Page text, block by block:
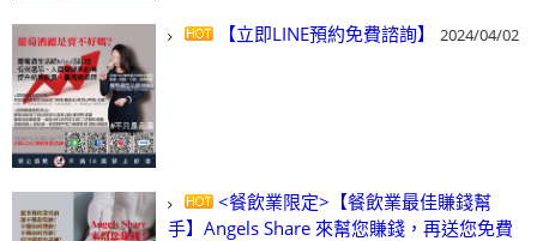
【立即LINE預約免費諮詢】 2024/04/02
<餐飲業限定>【餐飲業最佳賺錢幫
手】Angels Share 來幫您賺錢，再送您免費